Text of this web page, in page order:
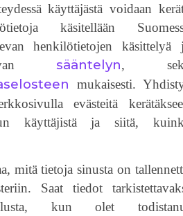
käyttäjästä voidaan
käsitellään
henkilötietojen käsittelyä
sääntelyn,
mukaisesti.
evästeitä
käyttäjistä ja siitä,
mitä tietoja sinusta on
Saat tiedot
kun olet